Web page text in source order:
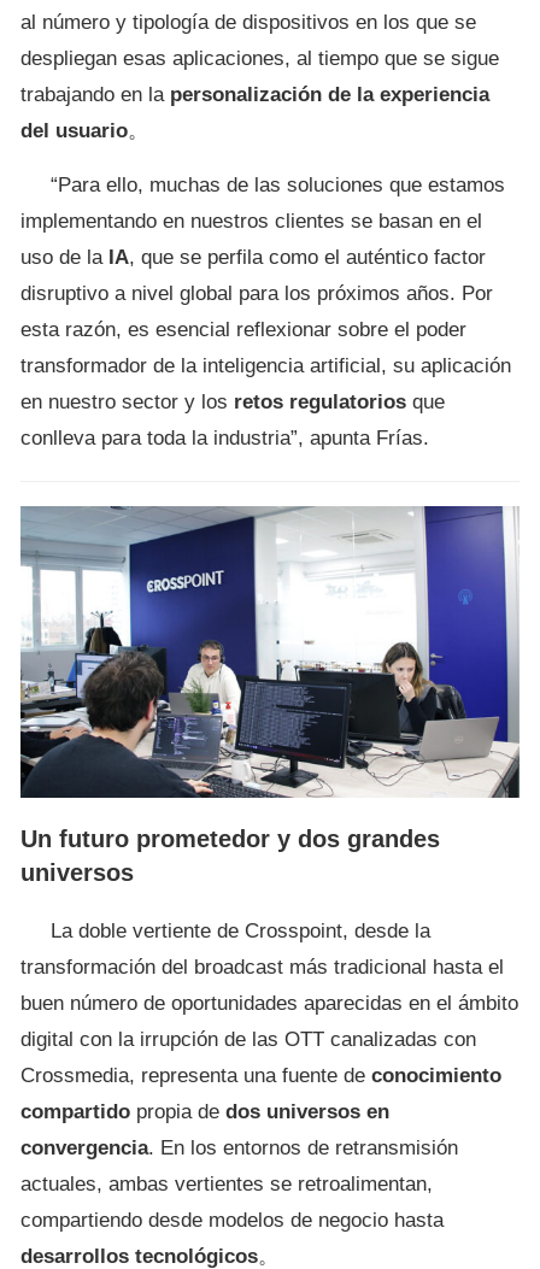
al número y tipología de dispositivos en los que se
despliegan esas aplicaciones, al tiempo que se sigue
trabajando en la personalización de la experiencia
del usuario。
“Para ello, muchas de las soluciones que estamos
implementando en nuestros clientes se basan en el
uso de la IA, que se perfila como el auténtico factor
disruptivo a nivel global para los próximos años. Por
esta razón, es esencial reflexionar sobre el poder
transformador de la inteligencia artificial, su aplicación
en nuestro sector y los retos regulatorios que
conlleva para toda la industria”, apunta Frías.
Un futuro prometedor y dos grandes
universos
La doble vertiente de Crosspoint, desde la
transformación del broadcast más tradicional hasta el
buen número de oportunidades aparecidas en el ámbito
digital con la irrupción de las OTT canalizadas con
Crossmedia, representa una fuente de conocimiento
compartido propia de dos universos en
convergencia. En los entornos de retransmisión
actuales, ambas vertientes se retroalimentan,
compartiendo desde modelos de negocio hasta
desarrollos tecnológicos。